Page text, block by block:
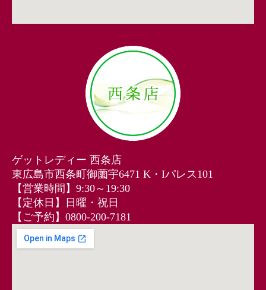
ゲットレディー 西条店
東広島市西条町御薗宇6471 K・Iパレス101
【営業時間】9:30～19:30
【定休日】日曜・祝日
【ご予約】0800-200-7181